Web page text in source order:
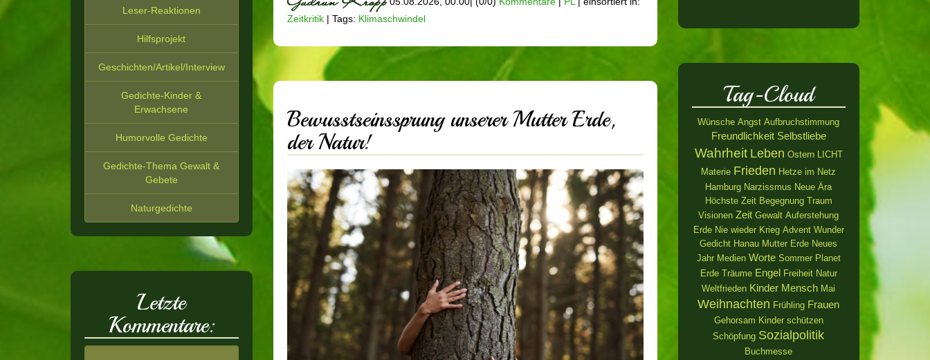
Zeitkritik| Tags: Klimaschwindel
Bewusstseinssprung unserer Mutter Erde,
der Natur!
Leser-Reaktionen
Hilfsprojekt
Geschichten/Artikel/Interview
Gedichte-Kinder &
Erwachsene
Humorvolle Gedichte
Gedichte-Thema Gewalt &
Gebete
Naturgedichte
Letzte
Kommentare:
Tag-Cloud
Wünsche Angst Aufbruchstimmung
Freundlichkeit Selbstliebe
Wahrheit Leben Ostern LICHT
Materie Frieden Hetze im Netz
Hamburg Narzissmus Neue Ära
Höchste Zeit Begegnung Traum
Visionen Zeit Gewalt Auferstehung
Erde Nie wieder Krieg Advent Wunder
Gedicht Hanau Mutter Erde Neues
Jahr Medien Worte Sommer Planet
Erde Träume Engel Freiheit Natur
Weltfrieden Kinder Mensch Mai
Weihnachten Frühling Frauen
Gehorsam Kinder schützen
Schöpfung Sozialpolitik
Buchmesse